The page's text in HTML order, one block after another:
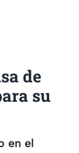
de
su
en el